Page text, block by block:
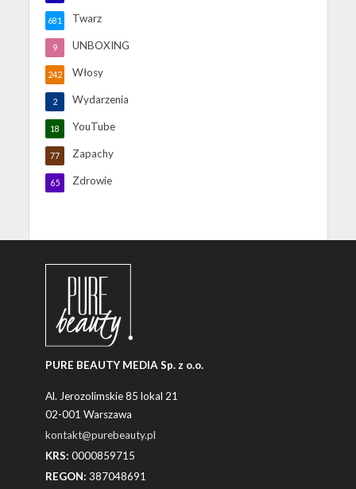
Twarz
681
UNBOXING
9
Włosy
242
Wydarzenia
2
YouTube
18
Zapachy
77
Zdrowie
65
PURE BEAUTY MEDIA Sp. z o.o.
Al. Jerozolimskie 85 lokal 21
02-001 Warszawa
kontakt@purebeauty.pl
KRS: 0000859715
REGON: 387048691